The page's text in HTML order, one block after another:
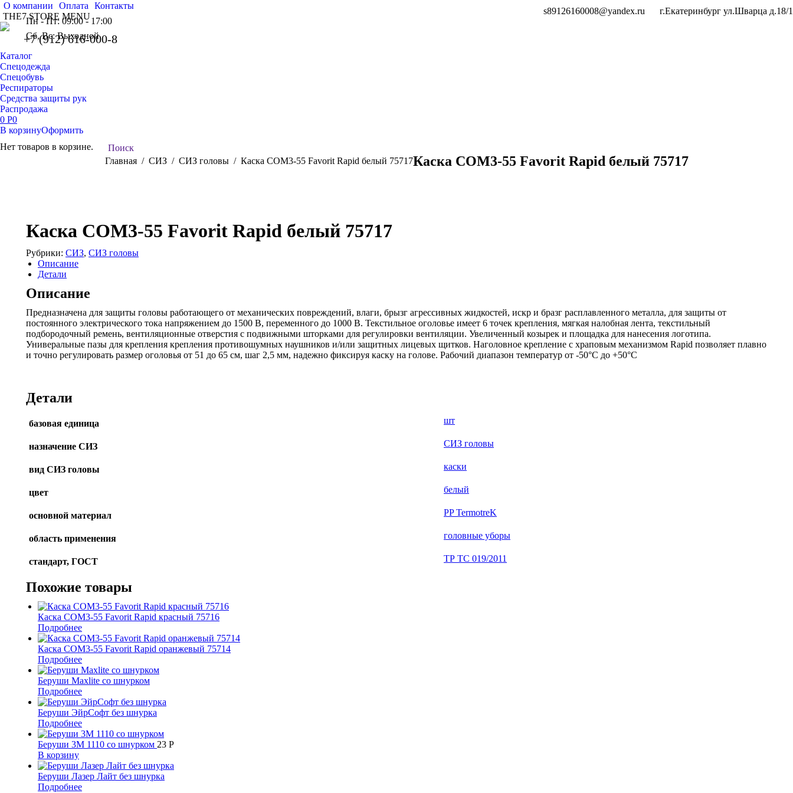
О компании Оплата
Контакты
THE7 STORE MENU
s89126160008@yandex.ru
г.Екатеринбург ул.Шварца д.18/1
Пн - Пт: 09:00 - 17:00
Сб, Вс: Выходной
+7 (912) 616-000-8
Каталог
Спецодежда
Спецобувь
Респираторы
Средства защиты рук
Распродажа
0 Р0
В корзинуОформить
Нет товаров в корзине.
Поиск:
Поиск
Вы здесь:
Главная СИЗ СИЗ головы Каска СОМ3-55 Favorit Rapid белый 75717Каска СОМ3-55 Favorit Rapid белый 75717
Каска СОМ3-55 Favorit Rapid белый 75717
Рубрики: СИЗ, СИЗ головы
Описание
Детали
Описание
Предназначена для защиты головы работающего от механических повреждений, влаги, брызг агрессивных жидкостей, искр и бразг расплавленного металла, для защиты от
постоянного электрического тока напряжением до 1500 В, переменного до 1000 В. Текстильное оголовье имеет 6 точек крепления, мягкая налобная лента, текстильный
подбородочный ремень, вентиляционные отверстия с подвижными шторками для регулировки вентиляции. Увеличенный козырек и площадка для нанесения логотипа.
Универальные пазы для крепления крепления противошумных наушников и/или защитных лицевых щитков. Наголовное крепление с храповым механизмом Rapid позволяет плавно
и точно регулировать размер оголовья от 51 до 65 см, шаг 2,5 мм, надежно фиксируя каску на голове. Рабочий диапазон температур от -50°С до +50°С
Детали
базовая единица шт
назначение СИЗ СИЗ головы
вид СИЗ головы каски
цвет белый
основной материал PP TermotreK
область применения головные уборы
стандарт, ГОСТ ТР ТС 019/2011
Похожие товары
Каска СОМ3-55 Favorit Rapid красный 75716
Подробнее
Каска СОМ3-55 Favorit Rapid оранжевый 75714
Подробнее
Беруши Maxlite со шнурком
Подробнее
Беруши ЭйрСофт без шнурка
Подробнее
Беруши 3М 1110 со шнурком 23 Р
В корзину
Беруши Лазер Лайт без шнурка
Подробнее